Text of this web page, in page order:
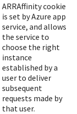
ARRAffinity cookie
is set by Azure app
service, and allows
the service to
choose the right
instance
established by a
user to deliver
subsequent
requests made by
that user.